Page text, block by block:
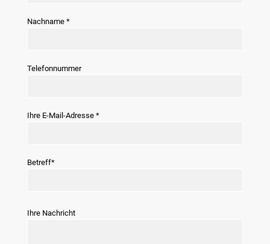
Nachname *
Telefonnummer
Ihre E-Mail-Adresse *
Betreff*
Ihre Nachricht